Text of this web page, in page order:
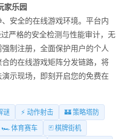
家乐园
安全的在线游戏环境。平台内
严格的安全检测与性能审计，无
制注册，全面保护用户的个人
的在线游戏矩阵分发链路，将
示现场，即刻开启您的免费在
谜 ⚡ 动作射击
🏰 策略塔防
🏎️ 体育赛车
🃏 棋牌街机